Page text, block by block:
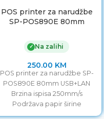
POS printer za narudžbe
SP-POS890E 80mm
✓ Na zalihi
250.00 KM
POS printer za narudžbe SP-
POS890E 80mm USB+LAN
Brzina ispisa 250mm/s
Podržava papir širine
58/80mm